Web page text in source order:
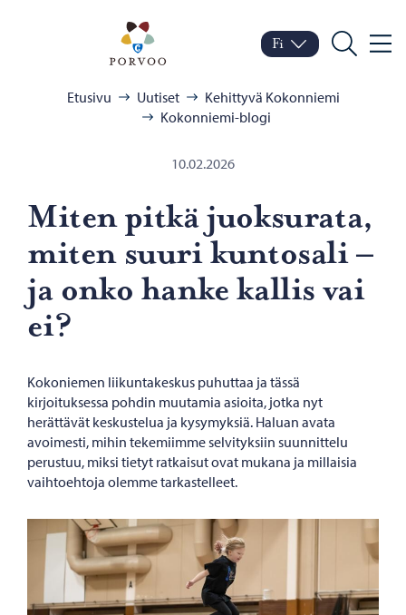
Porvoo – Siirry
Vaihda kieltä
Nykyinen kieli: Suomi
Fi
Hae
Etusivu Uutiset
Kehittyvä Kokonniemi
Kokonniemi-blogi
10.02.2026
Miten pitkä juok­su­ra­ta,
miten suuri kun­to­sa­li –
ja onko hanke kal­lis vai
ei?
Kokoniemen liikuntakeskus puhuttaa ja tässä
kirjoituksessa pohdin muutamia asioita, jotka nyt
herättävät keskustelua ja kysymyksiä. Haluan avata
avoimesti, mihin tekemiimme selvityksiin suunnittelu
perustuu, miksi tietyt ratkaisut ovat mukana ja millaisia
vaihtoehtoja olemme tarkastelleet.